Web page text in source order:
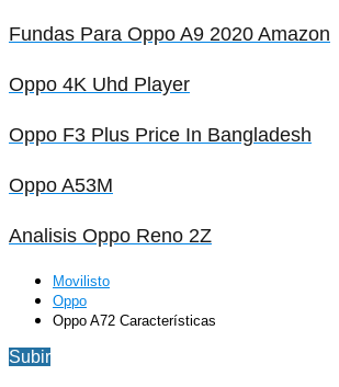
Fundas Para Oppo A9 2020 Amazon
Oppo 4K Uhd Player
Oppo F3 Plus Price In Bangladesh
Oppo A53M
Analisis Oppo Reno 2Z
Movilisto
Oppo
Oppo A72 Características
Subir